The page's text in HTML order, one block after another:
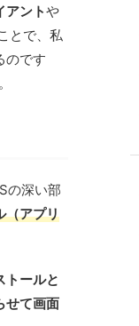
アントや
とで、私
のです
の深い部
（アプリ
トールと
せて画面